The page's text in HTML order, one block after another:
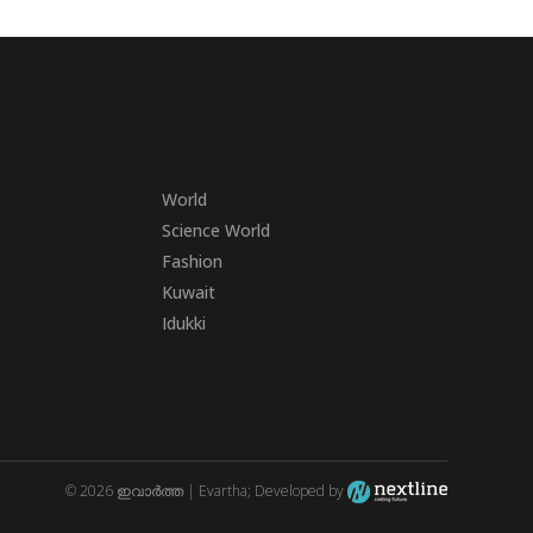
World
Science World
Fashion
Kuwait
Idukki
© 2026 ഇവാർത്ത | Evartha; Developed by